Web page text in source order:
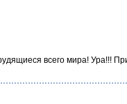
всего мира! Ура!!!